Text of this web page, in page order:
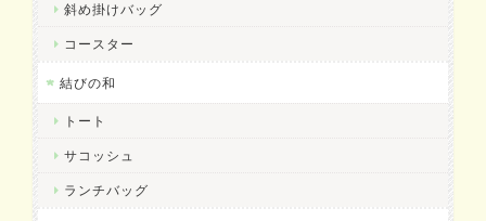
斜め掛けバッグ
コースター
結びの和
トート
サコッシュ
ランチバッグ